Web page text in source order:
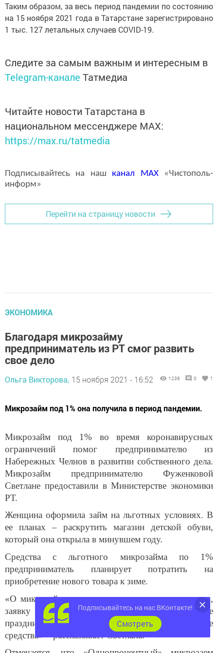
Таким образом, за весь период пандемии по состоянию
на 15 ноября 2021 года в Татарстане зарегистрировано
1 тыс. 127 летальных случаев COVID-19.
Следите за самым важным и интересным в
Telegram-канале Татмедиа
Читайте новости Татарстана в
национальном мессенджере MАХ:
https://max.ru/tatmedia
Подписывайтесь на наш канал MAX«Чистополь-
информ»
Перейти на страницу новости
ЭКОНОМИКА
Благодаря микрозайму
предприниматель из РТ смог развить
свое дело
Ольга Викторова, 15 ноября 2021 - 16:52 1236 0 1
Микрозайм под 1% она получила в период пандемии.
Микрозайм под 1% во время коронавирусных
ограничений помог предпринимателю из
Набережных Челнов в развитии собственного дела.
Микрозайм предпринимателю Фуженковой
Светлане предоставили в Министерстве экономики
РТ.
Женщина оформила займ на льготных условиях. В
ее планах – раскрутить магазин детской обуви,
который она открыла в минувшем году.
Средства с льготного микрозайма по 1%
предприниматель планирует потратить на
приобретение нового товара к зиме.
«О микрозайме я узнала из открытых источников,
заявку подала онлайн 3 ноября и сразу после
праздников, 10 ноября уже получила денежные
средства» – рассказывает Светлана.
Подписывайтесь на нас ВКонтакте!
Cмотреть